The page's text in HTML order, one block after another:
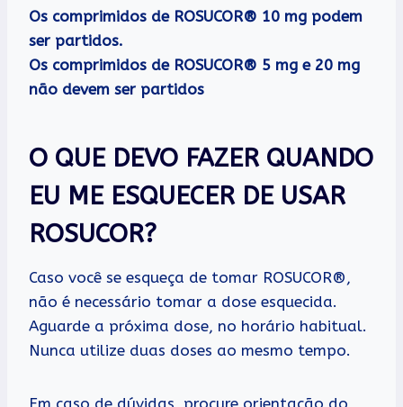
Os comprimidos de ROSUCOR® 10 mg podem
ser partidos.
Os comprimidos de ROSUCOR® 5 mg e 20 mg
não devem ser partidos
O QUE DEVO FAZER QUANDO
EU ME ESQUECER DE USAR
ROSUCOR?
Caso você se esqueça de tomar ROSUCOR®,
não é necessário tomar a dose esquecida.
Aguarde a próxima dose, no horário habitual.
Nunca utilize duas doses ao mesmo tempo.